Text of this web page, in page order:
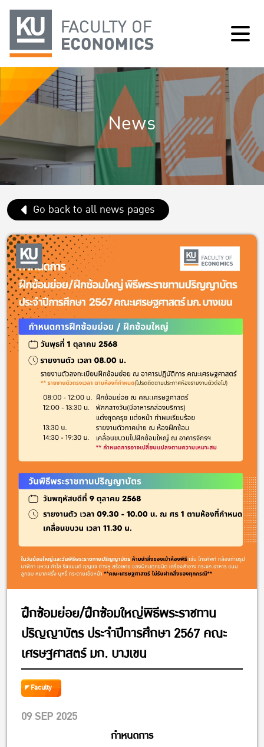
News
Go back to all news pages
ฝึกซ้อมย่อย/ฝึกซ้อมใหญ่พิธีพระราชทาน
ปริญญาบัตร ประจำปีการศึกษา 2567 คณะ
เศรษฐศาสตร์ มก. บางเขน
Faculty
09 SEP 2025
กำหนดการ